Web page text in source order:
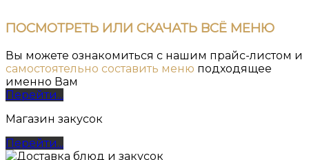
ПОСМОТРЕТЬ ИЛИ СКАЧАТЬ ВСЁ МЕНЮ
Вы можете ознакомиться с нашим прайс-листом и
самостоятельно составить меню подходящее
именно Вам
Перейти...
Магазин закусок
Перейти...